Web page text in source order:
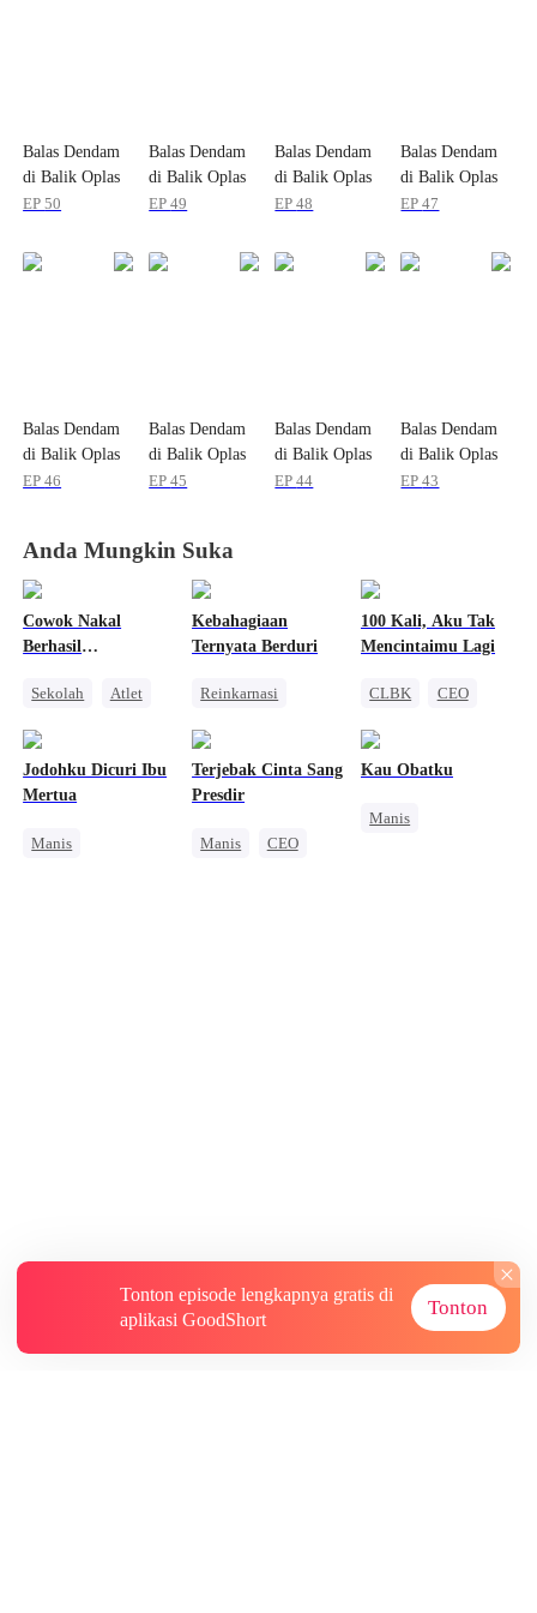
Balas Dendam
di Balik Oplas
EP50
Balas Dendam
di Balik Oplas
EP49
Balas Dendam
di Balik Oplas
EP48
Balas Dendam
di Balik Oplas
EP47
Balas Dendam
di Balik Oplas
EP46
Balas Dendam
di Balik Oplas
EP45
Balas Dendam
di Balik Oplas
EP44
Balas Dendam
di Balik Oplas
EP43
Anda Mungkin Suka
Cowok Nakal
Berhasil
Sekolah
Atlet
Benci Jadi Cinta
Kebahagiaan
Ternyata Berduri
Reinkarnasi
Pewaris Wanita
100 Kali, Aku Tak
Mencintaimu Lagi
CLBK
CEO
Jodohku Dicuri Ibu
Mertua
Manis
Terjebak Cinta Sang
Presdir
Manis
CEO
Kau Obatku
Manis
Tonton episode lengkapnya gratis di
aplikasi GoodShort
Tonton